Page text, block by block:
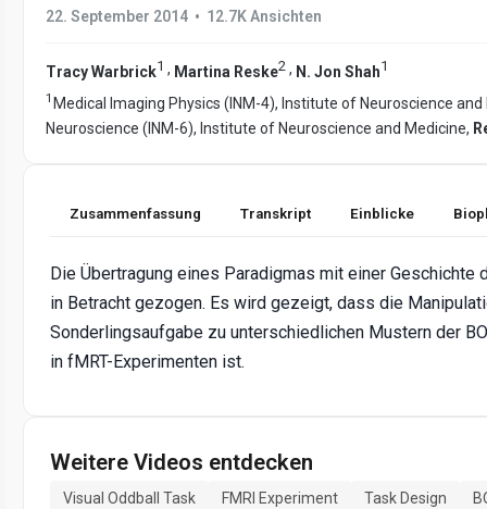
22. September 2014 • 12.7K Ansichten
Tracy Warbrick1 , Martina Reske2 , N. Jon Shah1
1 Medical Imaging Physics (INM-4), Institute of Neuroscience
Neuroscience (INM-6), Institute of Neuroscience and Medicine,
Zusammenfassung Transkript Einblicke
Die Übertragung eines Paradigmas mit einer Geschichte
in Betracht gezogen. Es wird gezeigt, dass die
Sonderlingsaufgabe zu unterschiedlichen Mustern der
in fMRT-Experimenten ist.
Weitere Videos entdecken
Visual Oddball Task FMRI Experiment Task Design